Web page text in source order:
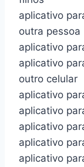
aplicativo
outra pessoa
aplicativo
aplicativo
outro celular
aplicativo
aplicativo
aplicativo
aplicativo
aplicativo